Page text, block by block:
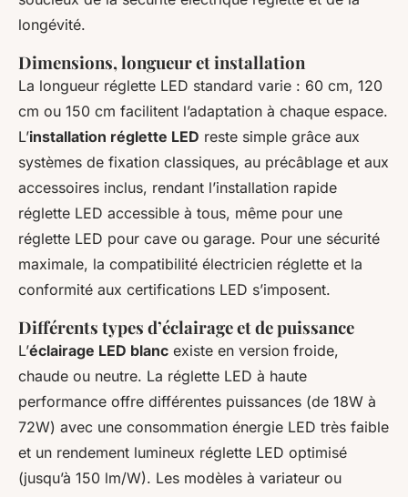
longévité.
Dimensions, longueur et installation
La longueur réglette LED standard varie : 60 cm, 120
cm ou 150 cm facilitent l’adaptation à chaque espace.
L’installation réglette LED reste simple grâce aux
systèmes de fixation classiques, au précâblage et aux
accessoires inclus, rendant l’installation rapide
réglette LED accessible à tous, même pour une
réglette LED pour cave ou garage. Pour une sécurité
maximale, la compatibilité électricien réglette et la
conformité aux certifications LED s’imposent.
Différents types d’éclairage et de puissance
L’éclairage LED blanc existe en version froide,
chaude ou neutre. La réglette LED à haute
performance offre différentes puissances (de 18W à
72W) avec une consommation énergie LED très faible
et un rendement lumineux réglette LED optimisé
(jusqu’à 150 lm/W). Les modèles à variateur ou